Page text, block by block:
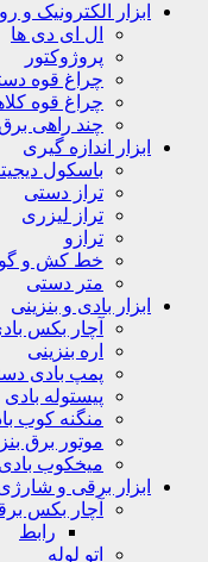
ابزار الکترونیک و
ال ای دی ها
پروژوکتور
چراغ قوه
چراغ قوه
چند راهی برق
ابزار اندازه گیری
باسکول
تراز دستی
تراز لیزری
ترازو
خط کش و
متر دستی
ابزار بادی و بنزینی
آچار بکس
اره بنزینی
پمپ بادی
پیستوله بادی
منگنه کوب
موتور برق
میخکوب بادی
ابزار برقی و
آچار بکس
رابط
اتو لوله